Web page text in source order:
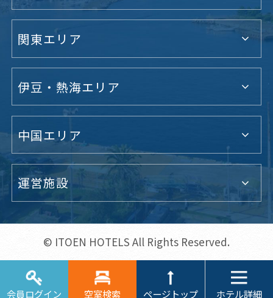
会員ログイン 空室検索 ページトップ ホテル詳細
関東エリア
伊豆・熱海エリア
中国エリア
運営施設
© ITOEN HOTELS All Rights Reserved.